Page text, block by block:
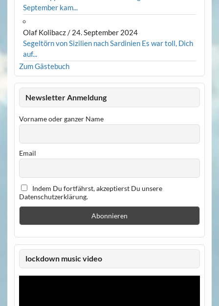
September kam...
Olaf Kolibacz/ 24. September 2024
Segeltörn von Sizilien nach Sardinien Es war toll, Dich
auf...
Zum Gästebuch
Newsletter Anmeldung
Vorname oder ganzer Name
Email
Indem Du fortfährst, akzeptierst Du unsere
Datenschutzerklärung.
lockdown music video
Video-